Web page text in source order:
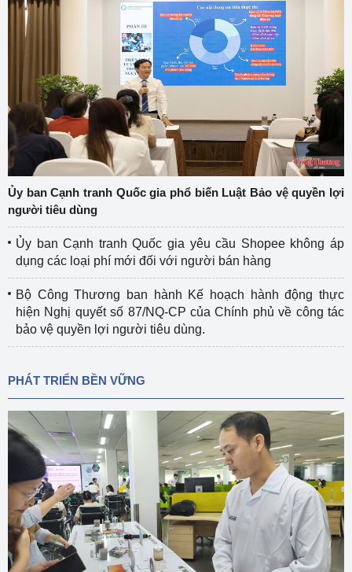
Ủy ban Cạnh tranh Quốc gia phổ biến Luật Bảo vệ quyền lợi
người tiêu dùng
Ủy ban Cạnh tranh Quốc gia yêu cầu Shopee không áp
dụng các loại phí mới đối với người bán hàng
Bộ Công Thương ban hành Kế hoạch hành động thực
hiện Nghị quyết số 87/NQ-CP của Chính phủ về công tác
bảo vệ quyền lợi người tiêu dùng.
PHÁT TRIỂN BỀN VỮNG